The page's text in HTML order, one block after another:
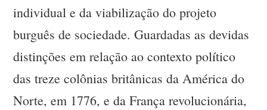
individual e da viabilização do projeto
burguês de sociedade. Guardadas as devidas
distinções em relação ao contexto político
das treze colônias britânicas da América do
Norte, em 1776, e da França revolucionária,